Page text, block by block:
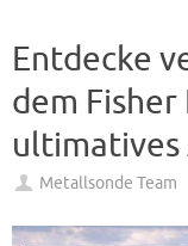
Entdecke
dem Fisher
ultimatives
Metallsonde Team